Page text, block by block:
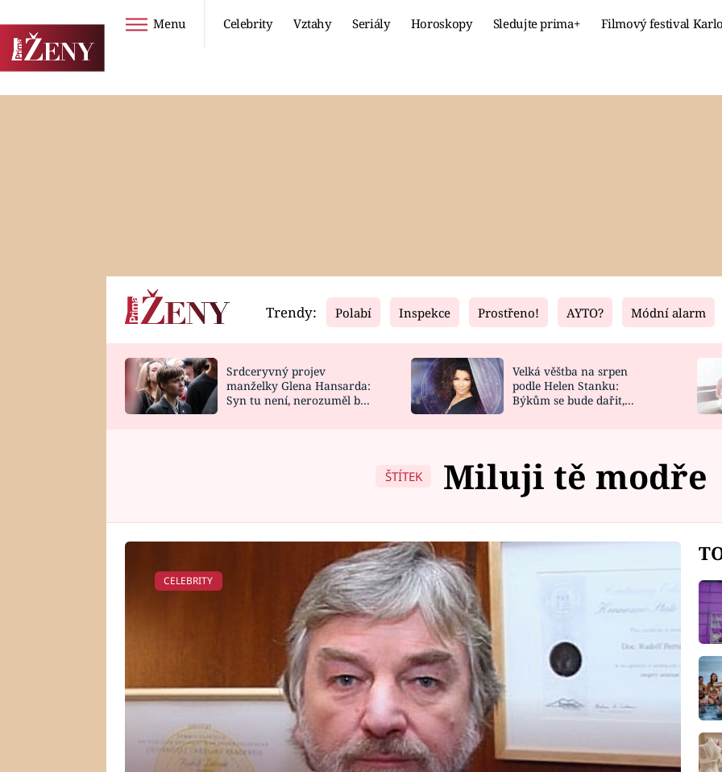
Menu Celebrity Vztahy Seriály Horoskopy Sledujte prima+ Filmový festival
Horoskopy
HOROSKOP NA
Video
CELEBRITY
VAŘENÍ
Fresh
NOVINKY
VIDEORECEPTY
Living
DESIGN
Trendy: Polabí Inspekce Prostřeno! AYTO? Módní alarm
Srdceryvný projev
manželky Glena Hansarda:
Syn tu není, nerozuměl by
Velká věštba na srpen
podle Helen Stanku:
Býkům se bude dařit,
ŠTÍTEK Miluji tě modře
CELEBRITY